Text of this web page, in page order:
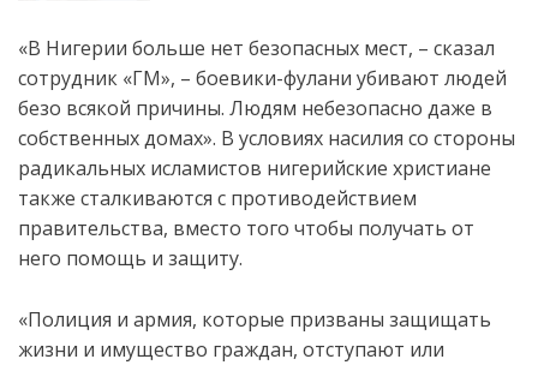
«В Нигерии больше нет безопасных мест, – сказал
сотрудник «ГМ», – боевики-фулани убивают людей
безо всякой причины. Людям небезопасно даже в
собственных домах». В условиях насилия со стороны
радикальных исламистов нигерийские христиане
также сталкиваются с противодействием
правительства, вместо того чтобы получать от
него помощь и защиту.
«Полиция и армия, которые призваны защищать
жизни и имущество граждан, отступают или